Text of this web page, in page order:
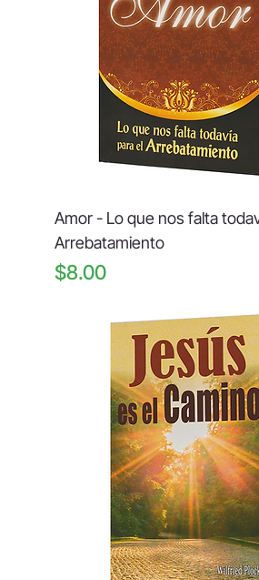
Amor - Lo que nos falta
Arrebatamiento
Price
$8.00